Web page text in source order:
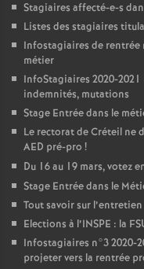
Stagiaires affecté-e-s
Listes des stagiaires
Infostagiaires de rentrée
métier
InfoStagiaires 2020-2021
indemnités, mutations
Stage Entrée dans le
Le rectorat de Créteil ne
AED pré-pro !
Du 16 au 19 mars, votez
Stage Entrée dans le
Tout savoir sur
Elections à l’INSPE : la
Infostagiaires n°3 2020-
projeter vers la rentrée